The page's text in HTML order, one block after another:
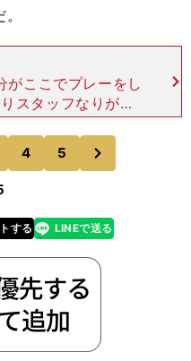
がここでプレーをし
スタッフなりが見
ったら、呼んでいた
とは、自分のコンデ
るこ
4 5
する
line LINEで送る